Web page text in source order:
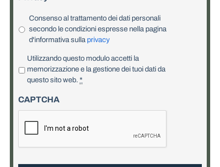
Consenso al trattamento dei dati personali
secondo le condizioni espresse nella pagina
d'informativa sulla privacy
r
a
c
*
Utilizzando questo modulo accetti la
memorizzazione e la gestione dei tuoi dati da
questo sito web. *
CAPTCHA